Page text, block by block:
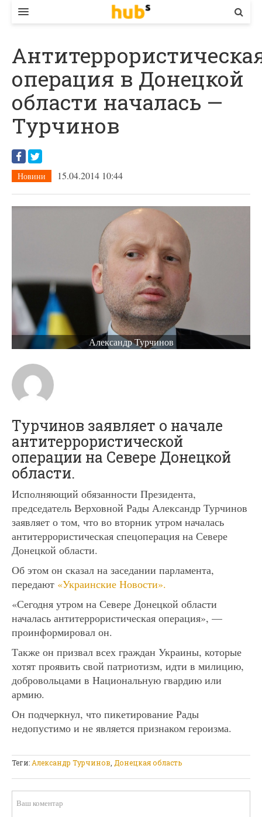
ЕКОНОМІКА
БІЗНЕС
СТАРТЕР
КОНТАКТИ
операция в Донецкой
области началась —
Турчинов
Новини 15.04.2014 10:44
Александр Турчинов
Турчинов заявляет о начале
антитеррористической
операции на Севере Донецкой
области.
Исполняющий обязанности Президента,
председатель Верховной Рады Александр Турчинов
заявляет о том, что во вторник утром началась
антитеррористическая спецоперация на Севере
Донецкой области.
Об этом он сказал на заседании парламента,
передают «Украинские Новости».
«Сегодня утром на Севере Донецкой области
началась антитеррористическая операция», —
проинформировал он.
Также он призвал всех граждан Украины, которые
хотят проявить свой патриотизм, идти в милицию,
добровольцами в Национальную гвардию или
армию.
Он подчеркнул, что пикетирование Рады
недопустимо и не является признаком героизма.
Теги: Александр Турчинов Донецкая область